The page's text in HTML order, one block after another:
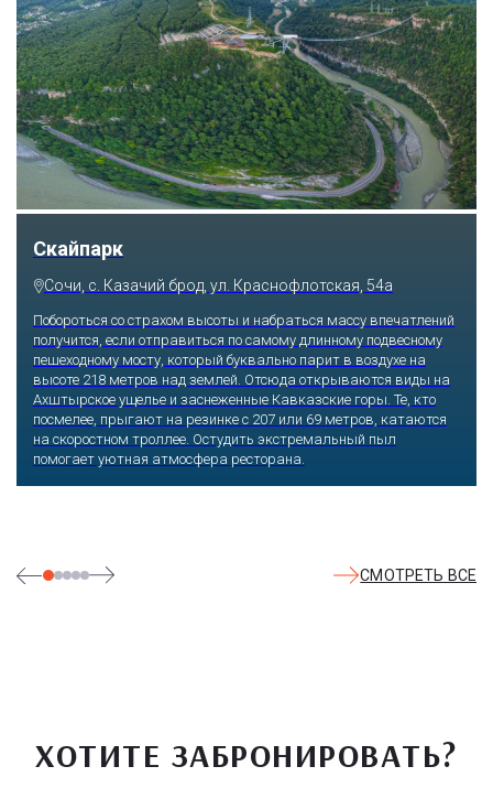
Скайпарк
Сочи, с. Казачий брод, ул. Краснофлотская, 54а
Побороться со страхом высоты и набраться массу впечатлений
получится, если отправиться по самому длинному подвесному
пешеходному мосту, который буквально парит в воздухе на
высоте 218 метров над землей. Отсюда открываются виды на
Ахштырское ущелье и заснеженные Кавказские горы. Те, кто
посмелее, прыгают на резинке с 207 или 69 метров, катаются
на скоростном троллее. Остудить экстремальный пыл
помогает уютная атмосфера ресторана.
СМОТРЕТЬ ВСЕ
ХОТИТЕ ЗАБРОНИРОВАТЬ?